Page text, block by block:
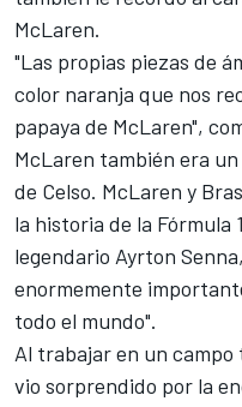
McLaren.
"Las propias piezas de
color naranja que nos
papaya de McLaren",
McLaren también era
de Celso. McLaren y
la historia de la Fórmula
legendario Ayrton
enormemente
todo el mundo".
Al trabajar en un
vio sorprendido por la